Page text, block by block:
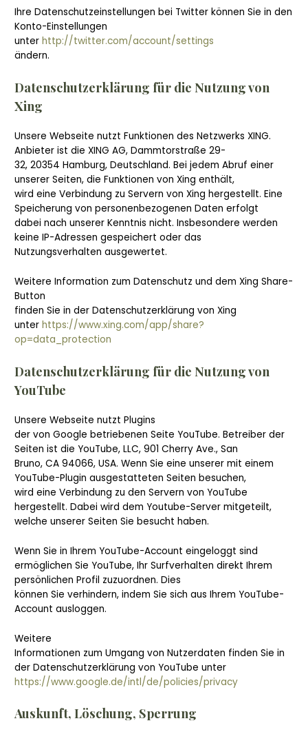
Ihre Datenschutzeinstellungen bei Twitter können Sie in den
Konto-Einstellungen
unterhttp://twitter.com/account/settings
ändern.
Datenschutzerklärung für die Nutzung von
Xing
Unsere Webseite nutzt Funktionen des Netzwerks XING.
Anbieter ist die XING AG, Dammtorstraße 29-
32, 20354 Hamburg, Deutschland. Bei jedem Abruf einer
unserer Seiten, die Funktionen von Xing enthält,
wird eine Verbindung zu Servern von Xing hergestellt. Eine
Speicherung von personenbezogenen Daten erfolgt
dabei nach unserer Kenntnis nicht. Insbesondere werden
keine IP-Adressen gespeichert oder das
Nutzungsverhalten ausgewertet.
Weitere Information zum Datenschutz und dem Xing Share-
Button
finden Sie in der Datenschutzerklärung von Xing
unterhttps://www.xing.com/app/share?
op=data_protection
Datenschutzerklärung für die Nutzung von
YouTube
Unsere Webseite nutzt Plugins
der von Google betriebenen Seite YouTube. Betreiber der
Seiten ist die YouTube, LLC, 901 Cherry Ave., San
Bruno, CA 94066, USA. Wenn Sie eine unserer mit einem
YouTube-Plugin ausgestatteten Seiten besuchen,
wird eine Verbindung zu den Servern von YouTube
hergestellt. Dabei wird dem Youtube-Server mitgeteilt,
welche unserer Seiten Sie besucht haben.
Wenn Sie in Ihrem YouTube-Account eingeloggt sind
ermöglichen Sie YouTube, Ihr Surfverhalten direkt Ihrem
persönlichen Profil zuzuordnen. Dies
können Sie verhindern, indem Sie sich aus Ihrem YouTube-
Account ausloggen.
Weitere
Informationen zum Umgang von Nutzerdaten finden Sie in
der Datenschutzerklärung von YouTube unter
https://www.google.de/intl/de/policies/privacy
Auskunft, Löschung, Sperrung